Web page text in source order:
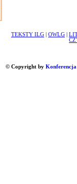
TEKSTY ILG OWLG
© Copyright by Konferencja